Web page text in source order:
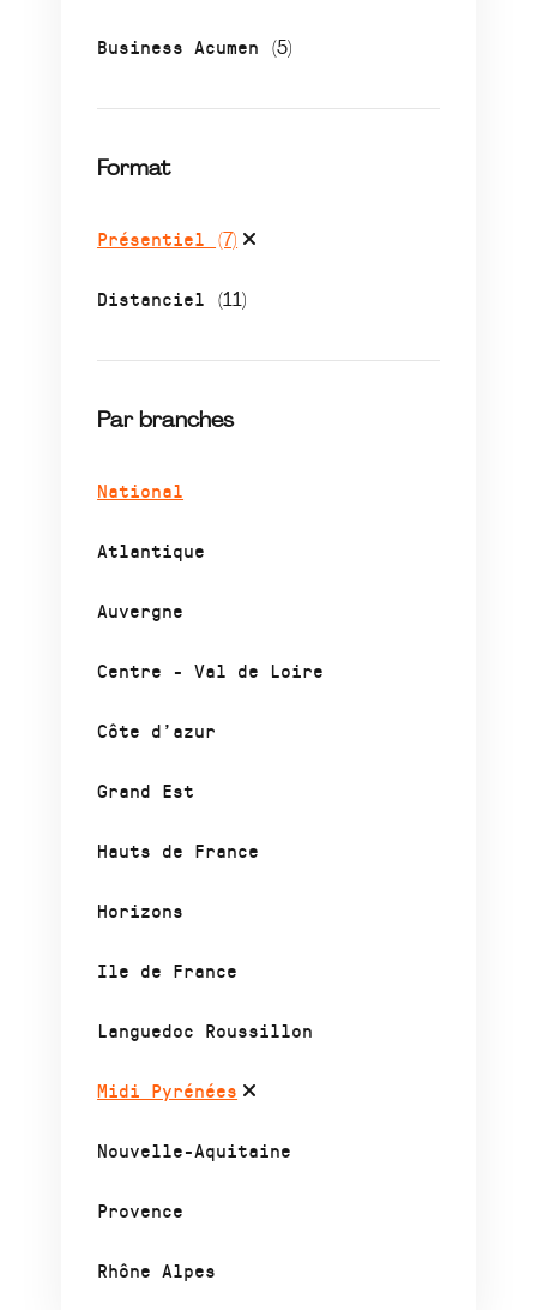
Business Acumen (5)
Format
Présentiel (7)
Distanciel (11)
Par branches
National
Atlantique
Auvergne
Centre - Val de Loire
Côte d’azur
Grand Est
Hauts de France
Horizons
Ile de France
Languedoc Roussillon
Midi Pyrénées
Nouvelle-Aquitaine
Provence
Rhône Alpes